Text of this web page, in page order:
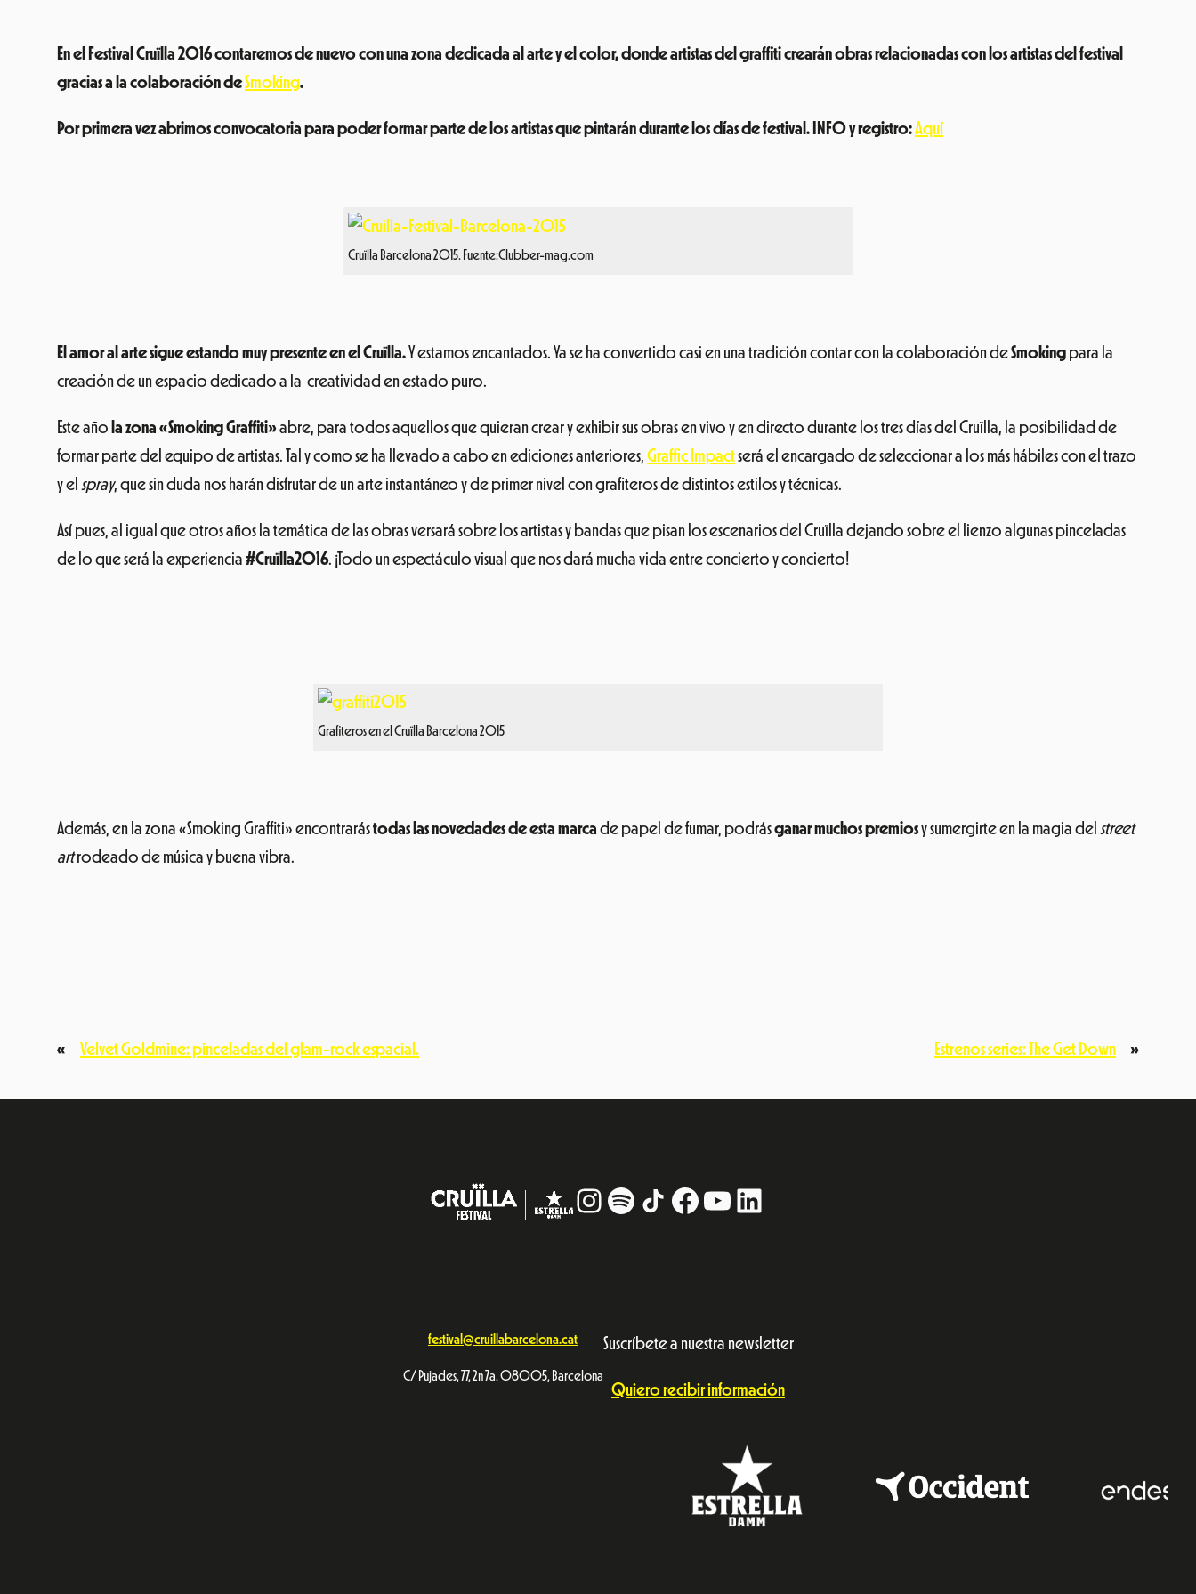
En el Festival Cruïlla 2016 contaremos de nuevo con una zona dedicada al arte y el color, donde artistas del graffiti crearán obras relacionadas con los artistas del festival
gracias a la colaboración deSmoking.
Por primera vez abrimos convocatoria para poder formar parte de los artistas que pintarán durante los días de festival. INFO y registro:Aquí
Cruïlla Barcelona 2015. Fuente:Clubber-mag.com
El amor al arte sigue estando muy presente en el Cruïlla.Y estamos encantados. Ya se ha convertido casi en una tradición contar con la colaboración deSmoking para la
creación de un espacio dedicado a la creatividad en estado puro.
Este año la zona «Smoking Graffiti»abre, para todos aquellos que quieran crear y exhibir sus obras en vivo y en directo durante los tres días del Cruïlla, la posibilidad de
formar parte del equipo de artistas. Tal y como se ha llevado a cabo en ediciones anteriores, Graffic Impactserá el encargado de seleccionar a los más hábiles con el trazo
y el spray, que sin duda nos harán disfrutar de un arte instantáneo y de primer nivel con grafiteros de distintos estilos y técnicas.
Así pues, al igual que otros años la temática de las obras versará sobre los artistas y bandas que pisan los escenarios del Cruïlla dejando sobre el lienzo algunas pinceladas
de lo que será la experiencia #Cruïlla2016. ¡Todo un espectáculo visual que nos dará mucha vida entre concierto y concierto!
Grafiteros en el Cruïlla Barcelona 2015
Además, en la zona «Smoking Graffiti» encontrarástodas las novedades de esta marca de papel de fumar, podrásganar muchos premiosy sumergirte en la magia del street
artrodeado de música y buena vibra.
« Velvet Goldmine: pinceladas del glam-rock espacial. Estrenos series: The Get Down »
Instagram
# TikTokFacebook
YouTube
LinkedIn
festival@cruillabarcelona.cat
C/ Pujades, 77, 2n 7a. 08005, Barcelona
Suscríbete a nuestra newsletter
Quiero recibir información